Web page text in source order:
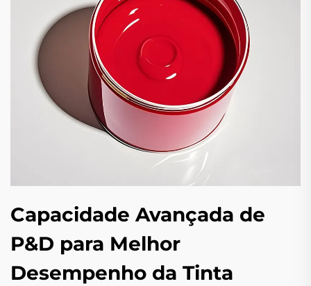
Capacidade Avançada de
P&D para Melhor
Desempenho da Tinta